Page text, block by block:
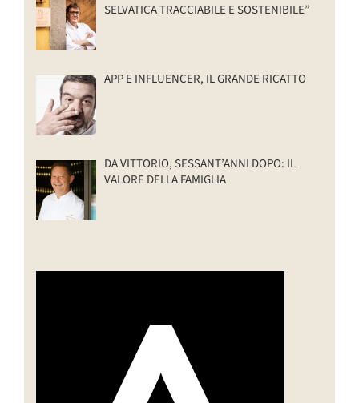
SELVATICA TRACCIABILE E SOSTENIBILE”
APP E INFLUENCER, IL GRANDE RICATTO
DA VITTORIO, SESSANT’ANNI DOPO: IL
VALORE DELLA FAMIGLIA